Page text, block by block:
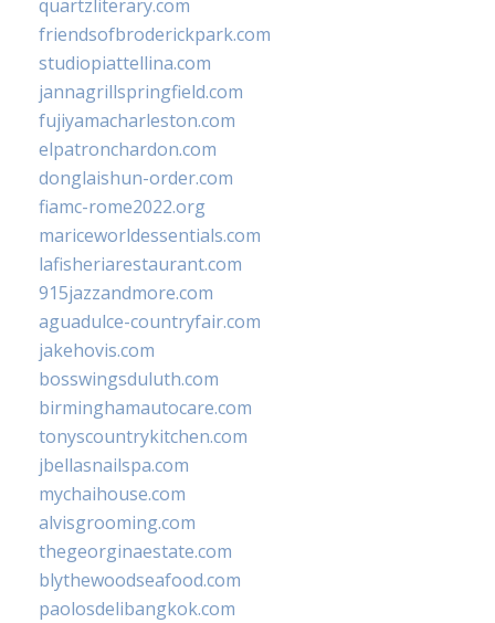
quartzliterary.com
friendsofbroderickpark.com
studiopiattellina.com
jannagrillspringfield.com
fujiyamacharleston.com
elpatronchardon.com
donglaishun-order.com
fiamc-rome2022.org
mariceworldessentials.com
lafisheriarestaurant.com
915jazzandmore.com
aguadulce-countryfair.com
jakehovis.com
bosswingsduluth.com
birminghamautocare.com
tonyscountrykitchen.com
jbellasnailspa.com
mychaihouse.com
alvisgrooming.com
thegeorginaestate.com
blythewoodseafood.com
paolosdelibangkok.com